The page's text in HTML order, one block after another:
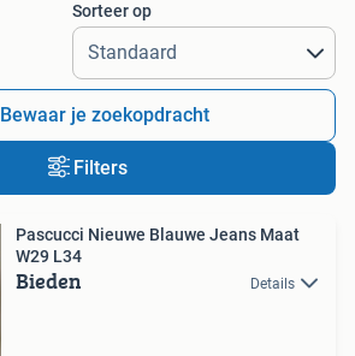
Alle afstanden…
Sorteer op
Bewaar je zoekopdracht
Filters
Pascucci Nieuwe Blauwe Jeans Maat
W29 L34
Bieden Details